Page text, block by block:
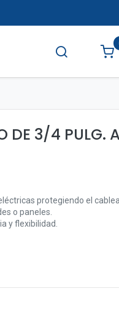
DE 3/4 PULG.
protegiendo el
o paneles.
y flexibilidad.